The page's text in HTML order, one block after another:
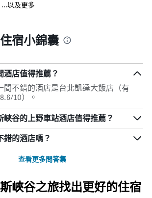
...以及更多
宿小錦囊
酒店值得推薦？
間不錯的酒店是台北凱達大飯店（有
10）。
峽谷的上野車站酒店值得推薦？
錯的酒店嗎？
查看更多問答集
峽谷之旅找出更好的住宿